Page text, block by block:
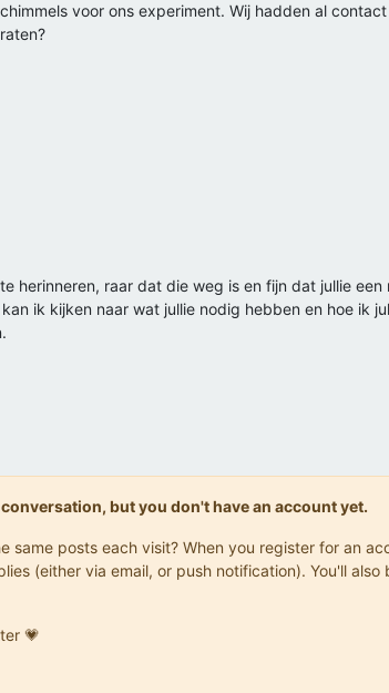
voor ons experiment. Wij hadden al
herinneren, raar dat die weg is en fijn dat jullie
ik kijken naar wat jullie nodig hebben en hoe ik
but you don't have an account yet.
same posts each visit? When you register for an
(either via email, or push notification). You'll
💗